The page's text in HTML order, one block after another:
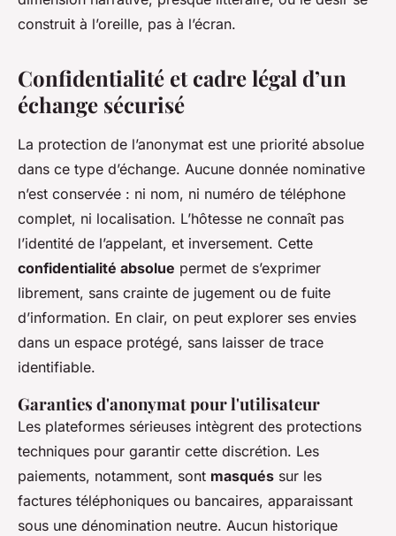
construit à l’oreille, pas à l’écran.
Confidentialité et cadre légal d’un
échange sécurisé
La protection de l’anonymat est une priorité absolue
dans ce type d’échange. Aucune donnée nominative
n’est conservée : ni nom, ni numéro de téléphone
complet, ni localisation. L’hôtesse ne connaît pas
l’identité de l’appelant, et inversement. Cette
confidentialité absolue permet de s’exprimer
librement, sans crainte de jugement ou de fuite
d’information. En clair, on peut explorer ses envies
dans un espace protégé, sans laisser de trace
identifiable.
Garanties d'anonymat pour l'utilisateur
Les plateformes sérieuses intègrent des protections
techniques pour garantir cette discrétion. Les
paiements, notamment, sont masqués sur les
factures téléphoniques ou bancaires, apparaissant
sous une dénomination neutre. Aucun historique